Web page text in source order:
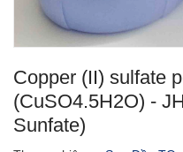
Copper (II) sulfate
(CuSO4.5H2O) -
Sunfate)